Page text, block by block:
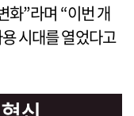
화”라며 “이번 개
시대를 열었다고